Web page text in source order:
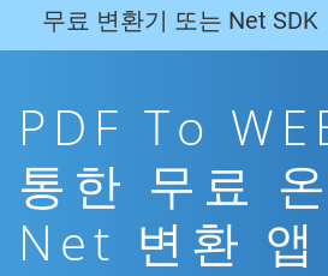
무료 변환기 또는 Net SDK
PDF To
통한 무료
Net 변환 앱